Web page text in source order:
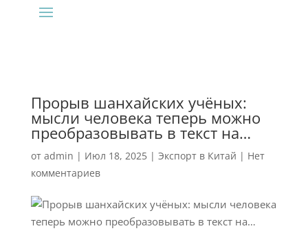
Прорыв шанхайских учёных:
мысли человека теперь можно
преобразовывать в текст на…
от admin | Июл 18, 2025| Экспорт в Китай | Нет
комментариев